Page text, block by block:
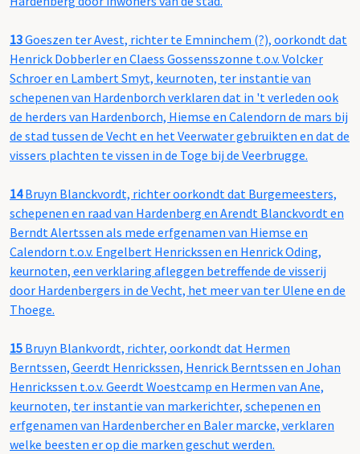
13Goeszen ter Avest, richter te Emninchem (?), oorkondt dat
Henrick Dobberler en Claess Gossensszonne t.o.v. Volcker
Schroer en Lambert Smyt, keurnoten, ter instantie van
schepenen van Hardenborch verklaren dat in 't verleden ook
de herders van Hardenborch, Hiemse en Calendorn de mars bij
de stad tussen de Vecht en het Veerwater gebruikten en dat de
vissers plachten te vissen in de Toge bij de Veerbrugge.
14Bruyn Blanckvordt, richter oorkondt dat Burgemeesters,
schepenen en raad van Hardenberg en Arendt Blanckvordt en
Berndt Alertssen als mede erfgenamen van Hiemse en
Calendorn t.o.v. Engelbert Henrickssen en Henrick Oding,
keurnoten, een verklaring afleggen betreffende de visserij
door Hardenbergers in de Vecht, het meer van ter Ulene en de
Thoege.
15 Bruyn Blankvordt, richter, oorkondt dat Hermen
Berntssen, Geerdt Henrickssen, Henrick Berntssen en Johan
Henrickssen t.o.v. Geerdt Woestcamp en Hermen van Ane,
keurnoten, ter instantie van markerichter, schepenen en
erfgenamen van Hardenbercher en Baler marcke, verklaren
welke beesten er op die marken geschut werden.